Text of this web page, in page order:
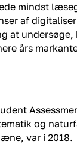
mindst
af
at
års
og
var i 2018.